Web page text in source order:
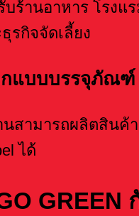
บร้านอาหาร โรงแ
รกิจจัดเลี้ยง
กแบบบรรจุภัณฑ์
นสามารถผลิตสินค้
ได้
GREEN